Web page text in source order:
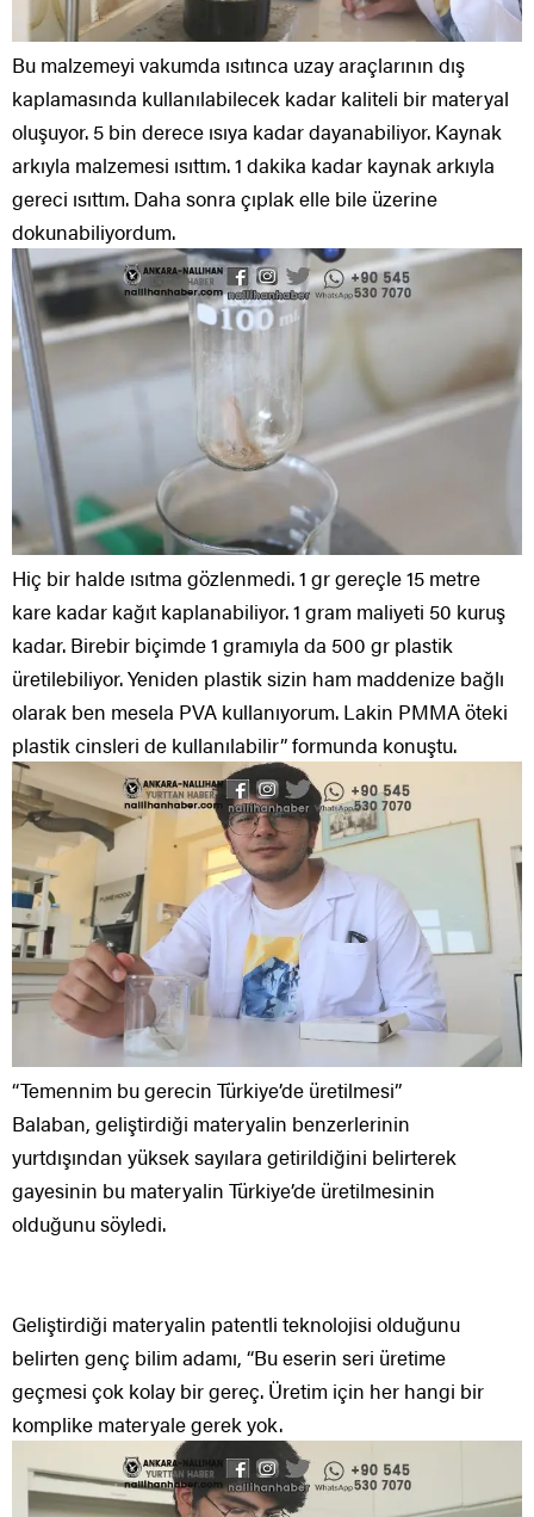
Bu malzemeyi vakumda ısıtınca uzay araçlarının dış
kaplamasında kullanılabilecek kadar kaliteli bir materyal
oluşuyor. 5 bin derece ısıya kadar dayanabiliyor. Kaynak
arkıyla malzemesi ısıttım. 1 dakika kadar kaynak arkıyla
gereci ısıttım. Daha sonra çıplak elle bile üzerine
dokunabiliyordum.
Hiç bir halde ısıtma gözlenmedi. 1 gr gereçle 15 metre
kare kadar kağıt kaplanabiliyor. 1 gram maliyeti 50 kuruş
kadar. Birebir biçimde 1 gramıyla da 500 gr plastik
üretilebiliyor. Yeniden plastik sizin ham maddenize bağlı
olarak ben mesela PVA kullanıyorum. Lakin PMMA öteki
plastik cinsleri de kullanılabilir” formunda konuştu.
“Temennim bu gerecin Türkiye’de üretilmesi”
Balaban, geliştirdiği materyalin benzerlerinin
yurtdışından yüksek sayılara getirildiğini belirterek
gayesinin bu materyalin Türkiye’de üretilmesinin
olduğunu söyledi.
Geliştirdiği materyalin patentli teknolojisi olduğunu
belirten genç bilim adamı, “Bu eserin seri üretime
geçmesi çok kolay bir gereç. Üretim için her hangi bir
komplike materyale gerek yok.